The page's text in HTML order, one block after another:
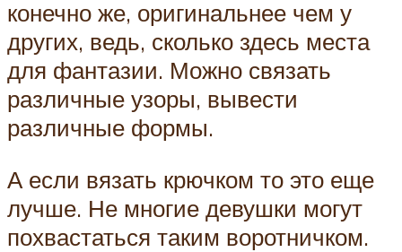
конечно же, оригинальнее чем у
других, ведь, сколько здесь места
для фантазии. Можно связать
различные узоры, вывести
различные формы.
А если вязать крючком то это еще
лучше. Не многие девушки могут
похвастаться таким воротничком.